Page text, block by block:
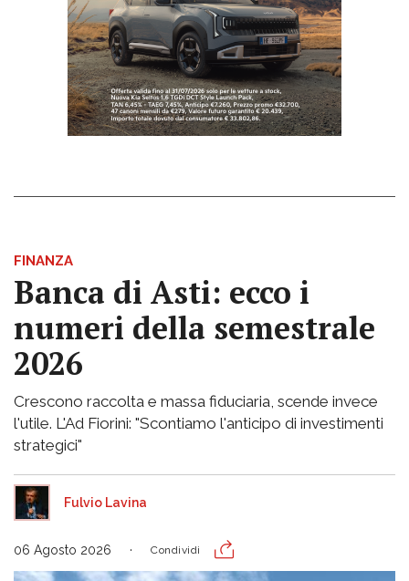
FINANZA
Banca di Asti: ecco i
numeri della semestrale
2026
Crescono raccolta e massa fiduciaria, scende invece
l'utile. L'Ad Fiorini: "Scontiamo l'anticipo di investimenti
strategici"
Fulvio Lavina
06 Agosto 2026 Condividi